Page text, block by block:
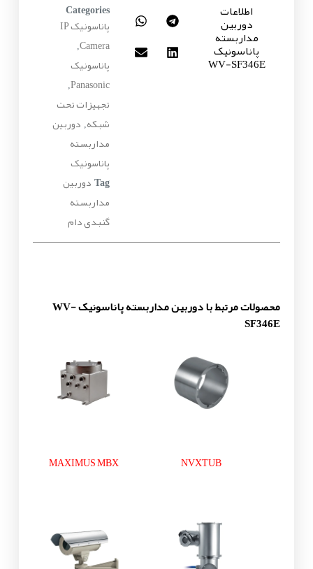
اطلاعات
دوربین
مداربسته
پاناسونیک
WV-SF346E
Categories
پاناسونیک IP
Camera
,
پاناسونیک
Panasonic
,
تجهیزات تحت
شبکه, دوربین
مداربسته
پاناسونیک
Tag دوربین
مداربسته
گنبدی دام
محصولات مرتبط با دوربین مداربسته پاناسونیک WV-
SF346E
NVXTUB
MAXIMUS MBX